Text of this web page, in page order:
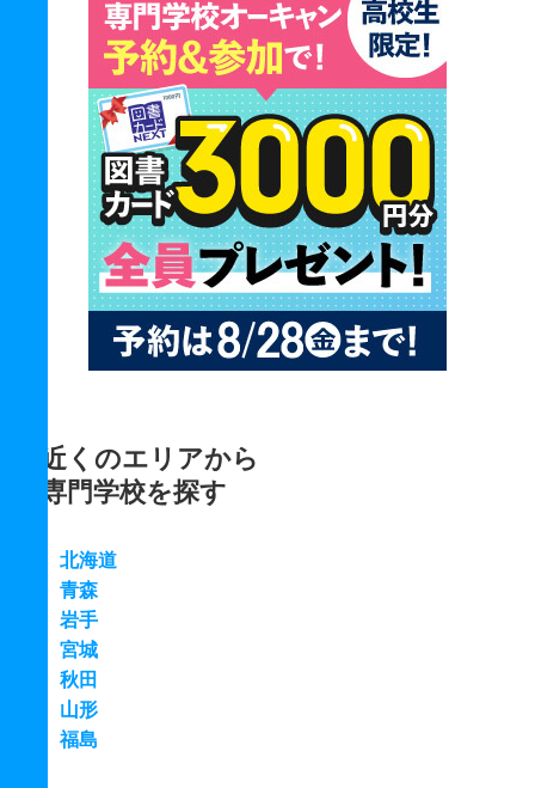
近くのエリアから
専門学校を探す
北海道
青森
岩手
宮城
秋田
山形
福島